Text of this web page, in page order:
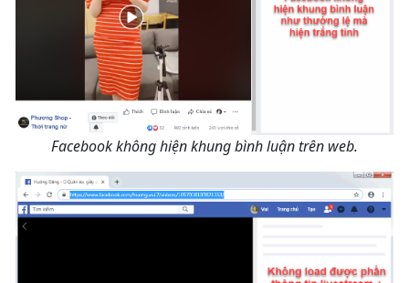
Facebook không hiện khung bình luận trên web.